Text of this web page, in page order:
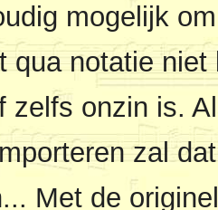
mogelijk
qua notatie
zelfs onzin is.
zal
Met de